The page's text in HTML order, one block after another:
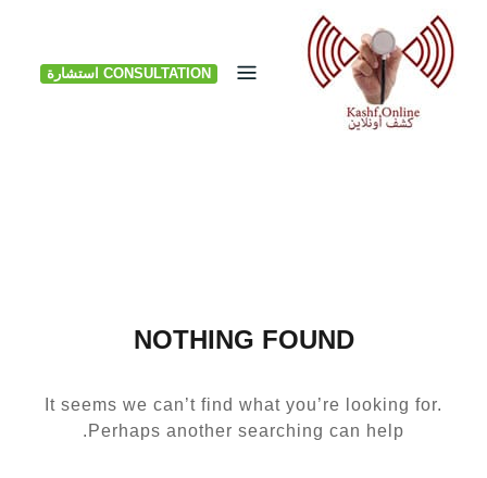
Skip
content
CONSULTATION استشارة
NOTHING FOUND
It seems we can’t find what you’re looking for.
Perhaps another searching can help.